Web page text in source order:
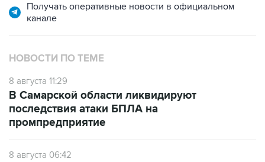
Получать оперативные новости в официальном
канале
НОВОСТИ ПО ТЕМЕ
8 августа 11:29
В Самарской области ликвидируют
последствия атаки БПЛА на
промпредприятие
8 августа 06:42